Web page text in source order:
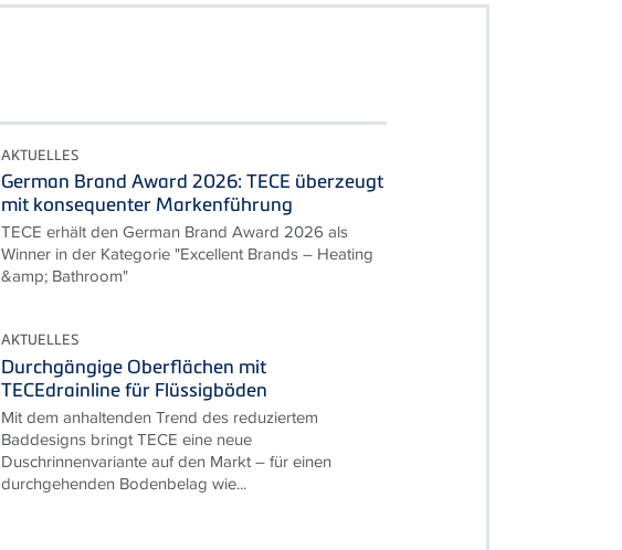
AKTUELLES
German Brand Award 2026: TECE überzeugt
mit konsequenter Markenführung
TECE erhält den German Brand Award 2026 als
Winner in der Kategorie "Excellent Brands – Heating
&amp; Bathroom"
AKTUELLES
Durchgängige Oberflächen mit
TECEdrainline für Flüssigböden
Mit dem anhaltenden Trend des reduziertem
Baddesigns bringt TECE eine neue
Duschrinnenvariante auf den Markt – für einen
durchgehenden Bodenbelag wie...